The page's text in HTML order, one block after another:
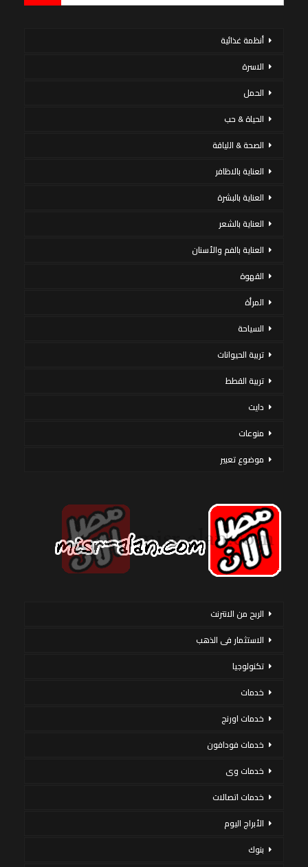
أنظمة غذائية
الاسرة
الحمل
الحياة & حب
الصحة & اللياقة
العناية بالاظافر
العناية بالبشرة
العناية بالشعر
العناية بالفم والأسنان
القهوة
المرأة
السياحة
تربية الحيوانات
تربية القطط
دايت
منوعات
موضوع تعبير
الربح من الانترنت
الاستثمار فى الذهب
تكنولوجيا
خدمات
خدمات اورنج
خدمات فودافون
خدمات وى
خدمات اتصالات
الأبراج اليوم
بنوك